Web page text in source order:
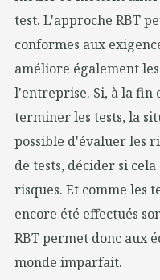
test. L'approche RBT
conformes aux
améliore également
l'entreprise. Si, à la fin
terminer les tests, la
possible d'évaluer les
de tests, décider si
risques. Et comme les
encore été effectués
RBT permet donc aux
monde imparfait.